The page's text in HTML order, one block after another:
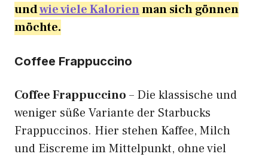
undwie viele Kalorienman sich gönnen
möchte.
Coffee Frappuccino
Coffee Frappuccino – Die klassische und
weniger süße Variante der Starbucks
Frappuccinos. Hier stehen Kaffee, Milch
und Eiscreme im Mittelpunkt, ohne viel